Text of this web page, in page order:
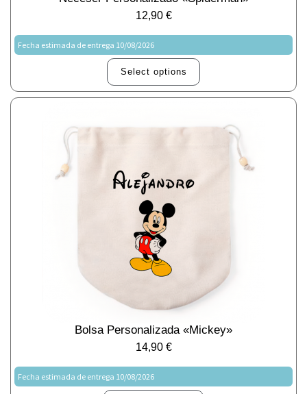
12,90 €
Fecha estimada de entrega 10/08/2026
Select options
Bolsa Personalizada «Mickey»
14,90 €
Fecha estimada de entrega 10/08/2026